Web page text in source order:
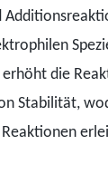
die
Stabilität,